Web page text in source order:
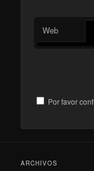
Web
Por favor
ARCHIVOS